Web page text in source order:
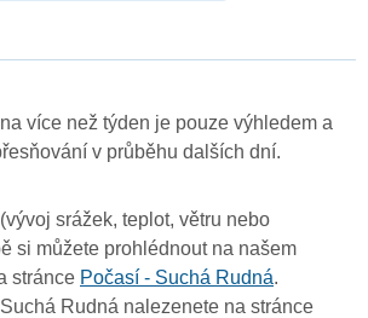
více než týden je pouze výhledem a
v průběhu dalších dní.
srážek, teplot, větru nebo
si můžete prohlédnout na našem
stránce Počasí - Suchá Rudná.
Rudná nalezenete na stránce